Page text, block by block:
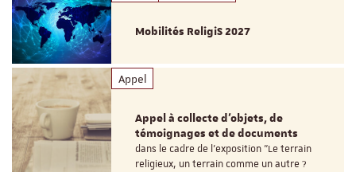
Mobilités ReligiS 2027
Appel
Appel à collecte d'objets, de
témoignages et de documents
dans le cadre de l'exposition "Le terrain
religieux, un terrain comme un autre ?